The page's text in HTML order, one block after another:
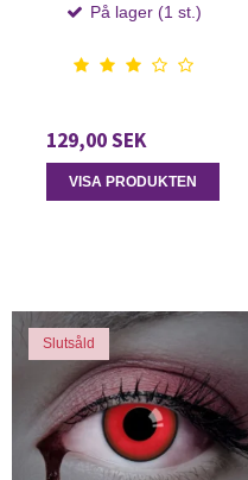
På lager (1 st.)
129,00 SEK
VISA PRODUKTEN
Slutsåld